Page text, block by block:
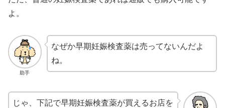
よ。
助手
なぜか早期妊娠検査薬は売ってないんだよ
ね。
じゃ、下記で早期妊娠検査薬が買えるお店を